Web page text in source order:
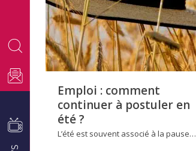
Emploi : comment
continuer à postuler en
été ?
L’été est souvent associé à la pause…